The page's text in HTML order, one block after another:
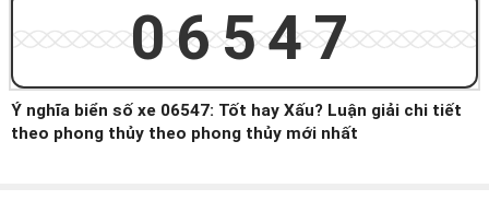
06547
Ý nghĩa biển số xe 06547: Tốt hay Xấu? Luận giải chi tiết
theo phong thủy theo phong thủy mới nhất